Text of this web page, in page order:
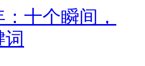
十个瞬间，